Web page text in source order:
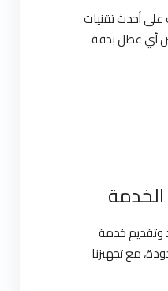
أحدث تقنيات
أي عطل بدقة
وتقديم خدمة
مع تجهيزنا